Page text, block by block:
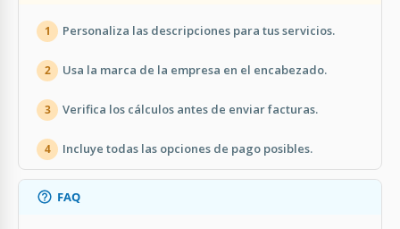
1 Personaliza las descripciones para tus servicios.
2 Usa la marca de la empresa en el encabezado.
3 Verifica los cálculos antes de enviar facturas.
4 Incluye todas las opciones de pago posibles.
FAQ